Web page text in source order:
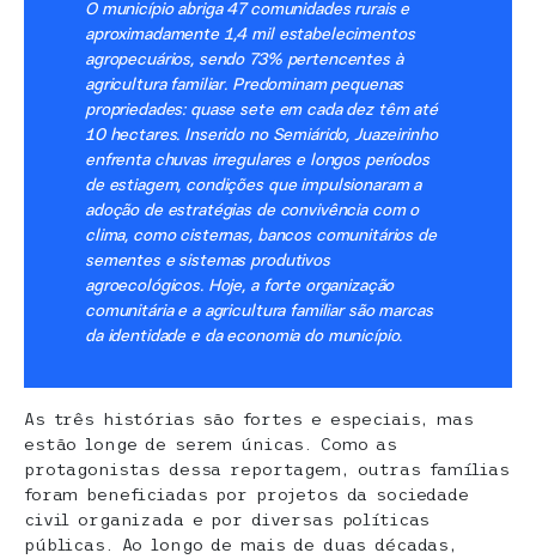
O município abriga 47 comunidades rurais e
aproximadamente 1,4 mil estabelecimentos
agropecuários, sendo 73% pertencentes à
agricultura familiar. Predominam pequenas
propriedades: quase sete em cada dez têm até
10 hectares. Inserido no Semiárido, Juazeirinho
enfrenta chuvas irregulares e longos períodos
de estiagem, condições que impulsionaram a
adoção de estratégias de convivência com o
clima, como cisternas, bancos comunitários de
sementes e sistemas produtivos
agroecológicos. Hoje, a forte organização
comunitária e a agricultura familiar são marcas
da identidade e da economia do município.
As três histórias são fortes e especiais, mas
estão longe de serem únicas. Como as
protagonistas dessa reportagem, outras famílias
foram beneficiadas por projetos da sociedade
civil organizada e por diversas políticas
públicas. Ao longo de mais de duas décadas,